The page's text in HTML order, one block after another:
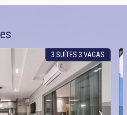
3 SUÍTES 3 VAGAS